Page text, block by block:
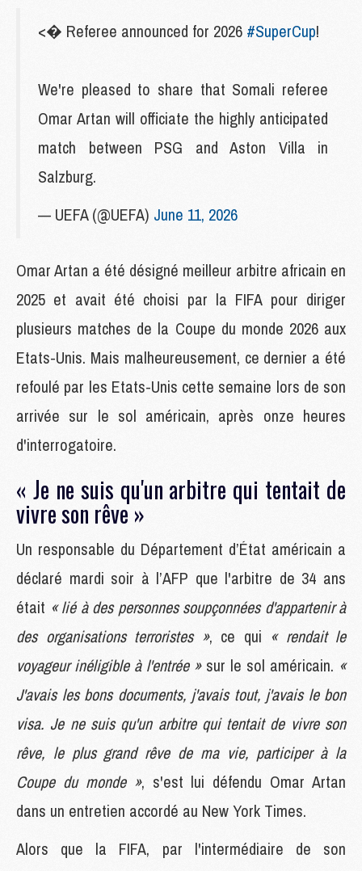
<� Referee announced for 2026 #SuperCup!
We're pleased to share that Somali referee
Omar Artan will officiate the highly anticipated
match between PSG and Aston Villa in
Salzburg.
— UEFA (@UEFA) June 11, 2026
Omar Artan a été désigné meilleur arbitre africain en
2025 et avait été choisi par la FIFA pour diriger
plusieurs matches de la Coupe du monde 2026 aux
Etats-Unis. Mais malheureusement, ce dernier a été
refoulé par les Etats-Unis cette semaine lors de son
arrivée sur le sol américain, après onze heures
d'interrogatoire.
« Je ne suis qu'un arbitre qui tentait de
vivre son rêve »
Un responsable du Département d’État américain a
déclaré mardi soir à l’AFP que l'arbitre de 34 ans
était « lié à des personnes soupçonnées d'appartenir à
des organisations terroristes », ce qui « rendait le
voyageur inéligible à l'entrée »sur le sol américain. «
J'avais les bons documents, j'avais tout, j'avais le bon
visa. Je ne suis qu'un arbitre qui tentait de vivre son
rêve, le plus grand rêve de ma vie, participer à la
Coupe du monde », s'est lui défendu Omar Artan
dans un entretien accordé au New York Times.
Alors que la FIFA, par l'intermédiaire de son